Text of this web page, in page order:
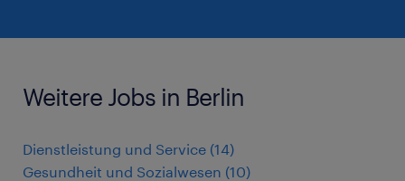
Weitere Jobs in Berlin
Dienstleistung und Service (14)
Gesundheit und Sozialwesen (10)